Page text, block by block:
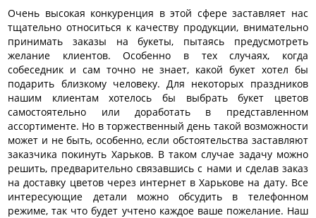
Очень высокая конкуренция в этой сфере заставляет нас
тщательно относиться к качеству продукции, внимательно
принимать заказы на букеты, пытаясь предусмотреть
желание клиентов. Особенно в тех случаях, когда
собеседник и сам точно не знает, какой букет хотел бы
подарить близкому человеку. Для некоторых праздников
нашим клиентам хотелось бы выбрать букет цветов
самостоятельно или доработать в представленном
ассортименте. Но в торжественный день такой возможности
может и не быть, особенно, если обстоятельства заставляют
заказчика покинуть Харьков. В таком случае задачу можно
решить, предварительно связавшись с нами и сделав заказ
на доставку цветов через интернет в Харькове на дату. Все
интересующие детали можно обсудить в телефонном
режиме, так что будет учтено каждое ваше пожелание. Наш